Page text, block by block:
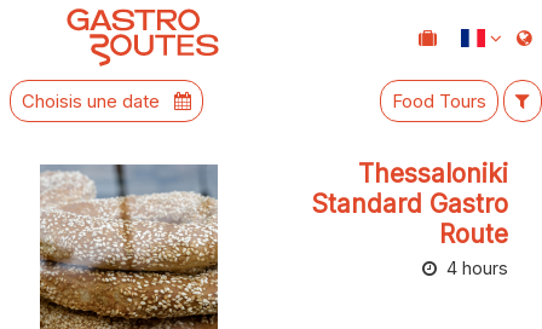
Choisis une date Food Tours
Thessaloniki
Standard Gastro
Route
4 hours